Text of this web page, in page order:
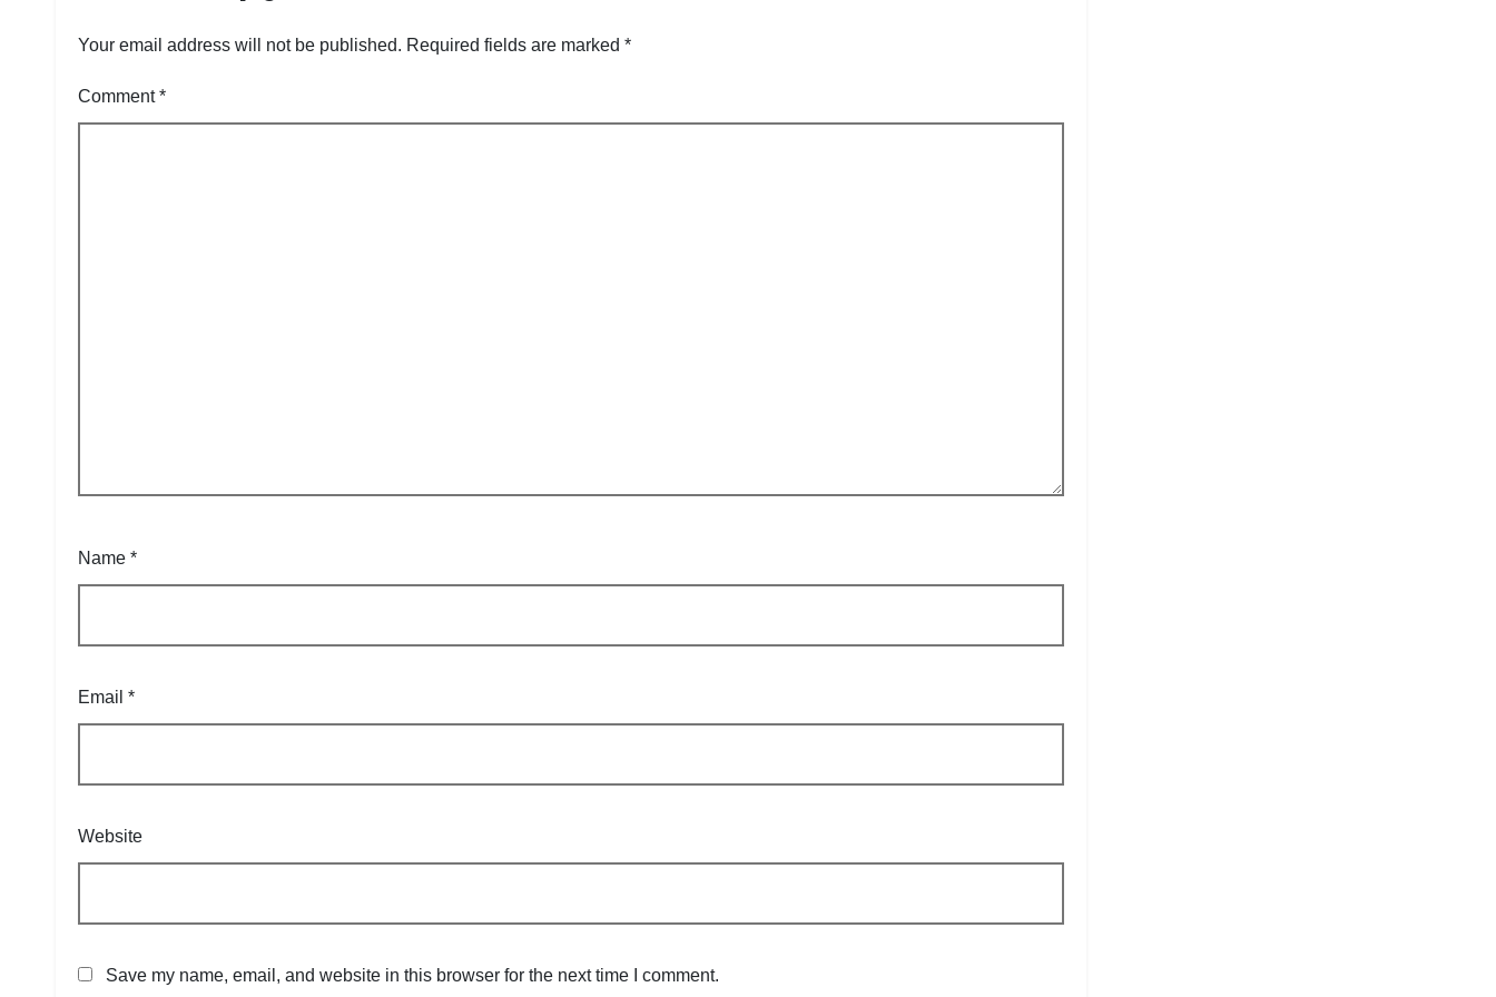
Your email address will not be published. Required fields are marked *
Comment*
Name *
Email *
Website
Save my name, email, and website in this browser for the next time I comment.